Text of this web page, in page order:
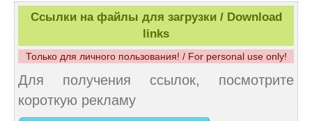
Ссылки на файлы для загрузки / Download
links
Только для личного пользования! / For personal use only!
Для получения ссылок, посмотрите
короткую рекламу